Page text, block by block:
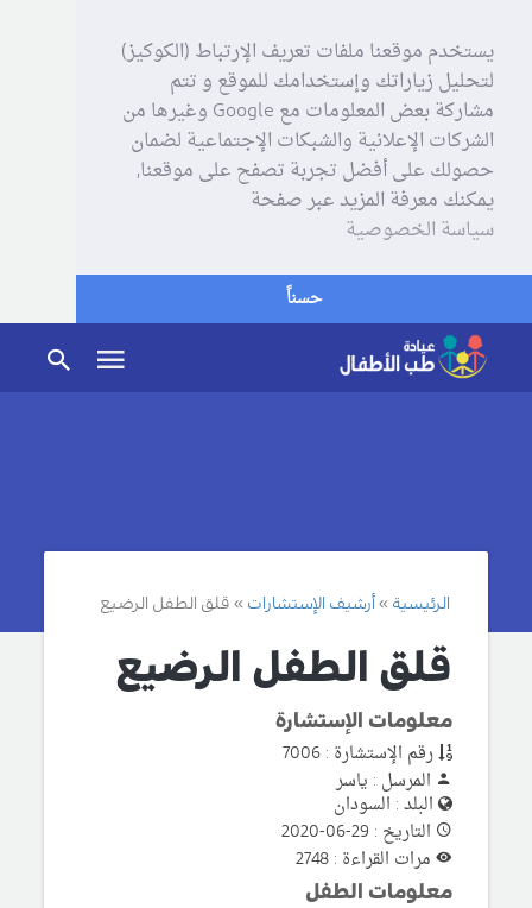
يستخدم موقعنا ملفات تعريف الإرتباط (الكوكيز)
لتحليل زياراتك وإستخدامك للموقع و تتم
مشاركة بعض المعلومات مع Google وغيرها من
الشركات الإعلانية والشبكات الإجتماعية لضمان
حصولك على أفضل تجربة تصفح على موقعنا,
يمكنك معرفة المزيد عبر صفحة
سياسة الخصوصية
حسناً
الرئيسية أرشيف الإستشارات قلق الطفل الرضيع
قلق الطفل الرضيع
معلومات الإستشارة
رقم الإستشارة : 7006
المرسل : ياسر
البلد : السودان
التاريخ : 29-06-2020
مرات القراءة : 2748
معلومات الطفل